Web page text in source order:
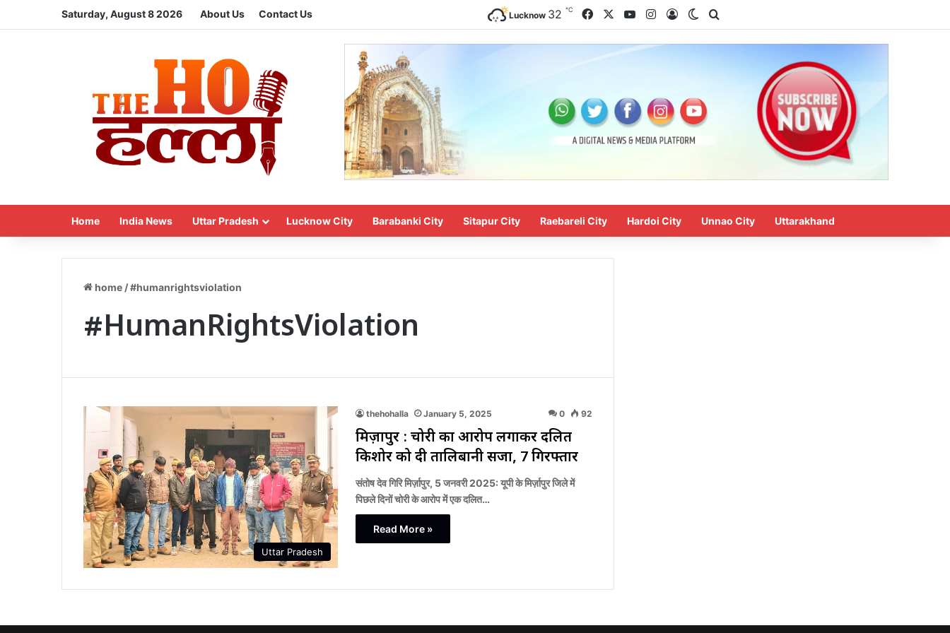
Saturday, August 8 2026 About Us Contact Us Lucknow 32 ℃ FacebookYouTubeInstagram
Log InSwitch skin
Home India News Uttar Pradesh Lucknow City Barabanki City Sitapur City Raebareli City Hardoi City Unnao City Uttarakhand
home /#humanrightsviolation
#HumanRightsViolation
Uttar Pradesh
thehohalla January 5, 2025 0 92
मिर्ज़ापुर : चोरी का आरोप लगाकर दलित
किशोर को दी तालिबानी सजा, 7 गिरफ्तार
संतोष देव गिरि मिर्ज़ापुर, 5 जनवरी 2025: यूपी के मिर्ज़ापुर जिले में
पिछले दिनों चोरी के आरोप में एक दलित…
Read More »